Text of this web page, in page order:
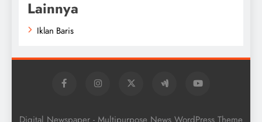
Lainnya
Iklan Baris